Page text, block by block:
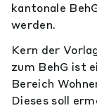
kantonale
werden.
Kern der
zum BehG ist
Bereich
Dieses soll